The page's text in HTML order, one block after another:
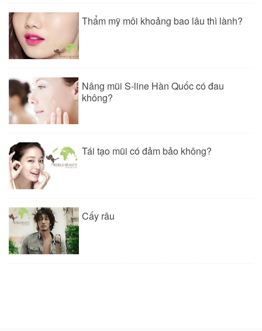
Thẩm mỹ môi khoảng bao lâu thì lành?
Nâng mũi S-line Hàn Quốc có đau
không?
Tái tạo mũi có đảm bảo không?
Cấy râu